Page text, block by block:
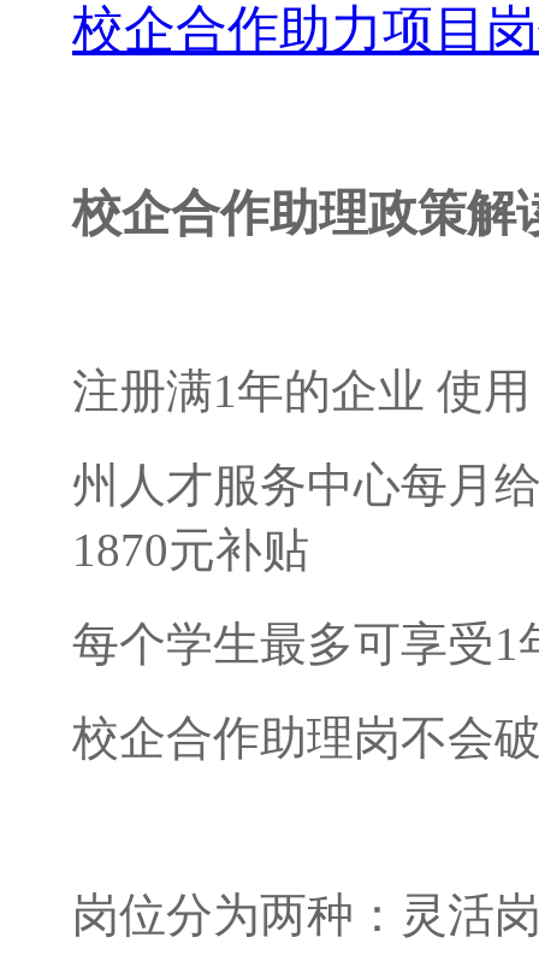
校企合作助力项目
校企合作助理政策解
注册满1年的企业 使
州人才服务中心每月
1870元补贴
每个学生最多可享受1
校企合作助理岗不会
岗位分为两种：灵活